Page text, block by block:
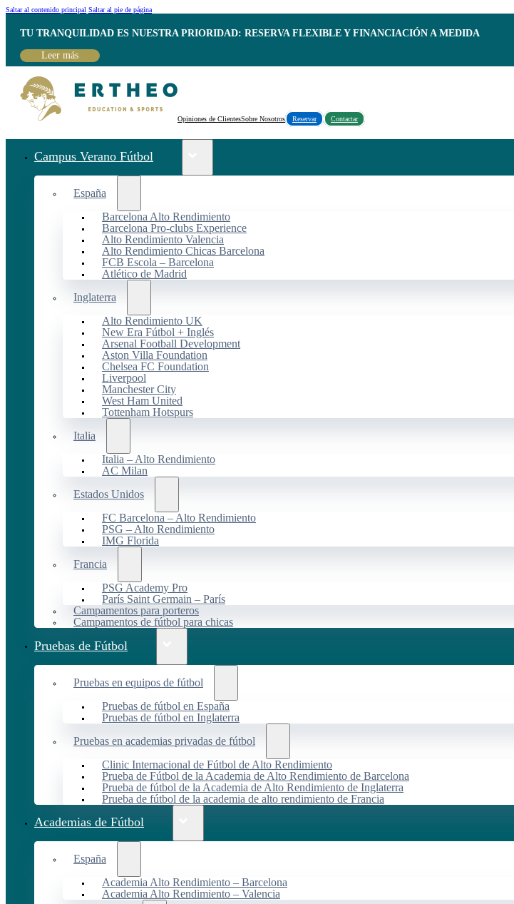
Saltar al contenido principal Saltar al pie de página
TU TRANQUILIDAD ES NUESTRA PRIORIDAD: RESERVA FLEXIBLE Y FINANCIACIÓN A MEDIDA
Leer más
Opiniones de ClientesSobre Nosotros Reservar Contactar
Campus Verano Fútbol
España
Barcelona Alto Rendimiento
Barcelona Pro-clubs Experience
Alto Rendimiento Valencia
Alto Rendimiento Chicas Barcelona
FCB Escola – Barcelona
Atlético de Madrid
Inglaterra
Alto Rendimiento UK
New Era Fútbol + Inglés
Arsenal Football Development
Aston Villa Foundation
Chelsea FC Foundation
Liverpool
Manchester City
West Ham United
Tottenham Hotspurs
Italia
Italia – Alto Rendimiento
AC Milan
Estados Unidos
FC Barcelona – Alto Rendimiento
PSG – Alto Rendimiento
IMG Florida
Francia
PSG Academy Pro
París Saint Germain – París
Campamentos para porteros
Campamentos de fútbol para chicas
Pruebas de Fútbol
Pruebas en equipos de fútbol
Pruebas de fútbol en España
Pruebas de fútbol en Inglaterra
Pruebas en academias privadas de fútbol
Clinic Internacional de Fútbol de Alto Rendimiento
Prueba de Fútbol de la Academia de Alto Rendimiento de Barcelona
Prueba de fútbol de la Academia de Alto Rendimiento de Inglaterra
Prueba de fútbol de la academia de alto rendimiento de Francia
Academias de Fútbol
España
Academia Alto Rendimiento – Barcelona
Academia Alto Rendimiento – Valencia